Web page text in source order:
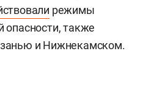
режимы
опасности, также
и Нижнекамском.